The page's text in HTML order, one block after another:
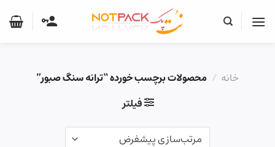
خانه / محصولات برچسب خورده “ترانه سنگ صبور”
فیلتر